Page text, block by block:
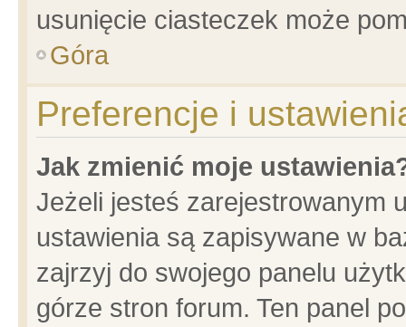
usunięcie ciasteczek może
Góra
Preferencje i
Jak zmienić moje
Jeżeli jesteś zarejestrowanym
ustawienia są zapisywane w
zajrzyj do swojego panelu
górze stron forum. Ten panel